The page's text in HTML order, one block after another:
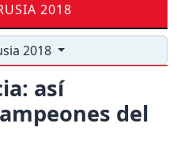
2018
2018
así
del